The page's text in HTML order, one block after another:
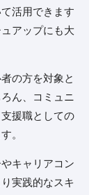
活用できます
アップにも大
の方を対象と
ん、コミュニ
援職としての
。
キャリアコン
実践的なスキ